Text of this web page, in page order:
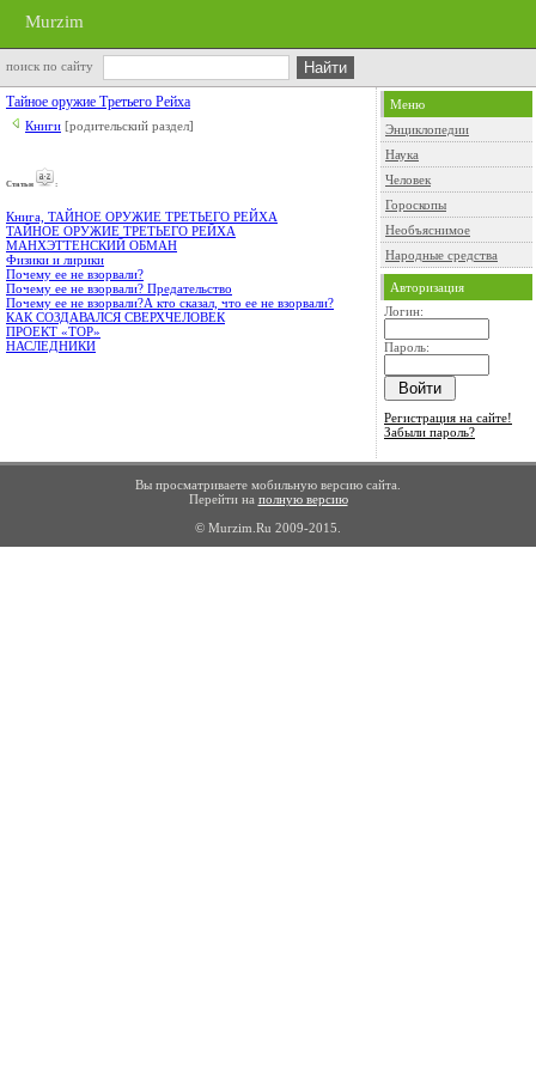
Murzim
поиск по сайту
Тайное оружие Третьего Рейха
Книги [родительский раздел]
Cтатьи :
Книга, ТАЙНОЕ ОРУЖИЕ ТРЕТЬЕГО РЕЙХА
ТАЙНОЕ ОРУЖИЕ ТРЕТЬЕГО РЕЙХА
МАНХЭТТЕНСКИЙ ОБМАН
Физики и лирики
Почему ее не взорвали?
Почему ее не взорвали? Предательство
Почему ее не взорвали?А кто сказал, что ее не взорвали?
КАК СОЗДАВАЛСЯ СВЕРХЧЕЛОВЕК
ПРОЕКТ «ТОР»
НАСЛЕДНИКИ
Меню
Энциклопедии
Наука
Человек
Гороскопы
Необъяснимое
Народные средства
Авторизация
Логин:
Пароль:
Регистрация на сайте!
Забыли пароль?
Вы просматриваете мобильную версию сайта.
Перейти на полную версию
© Murzim.Ru 2009-2015.